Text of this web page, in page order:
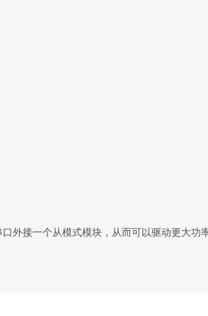
外接一个从模式模块，从而可以驱动更大功